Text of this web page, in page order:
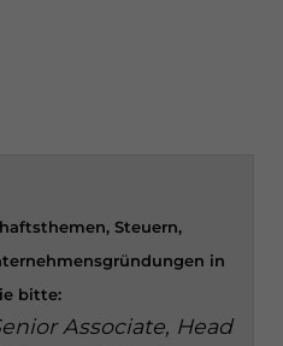
Steuern,
in
bitte:
Associate, Head